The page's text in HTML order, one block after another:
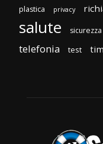
plastica privacy
salute sicurezza
telefonia test tim